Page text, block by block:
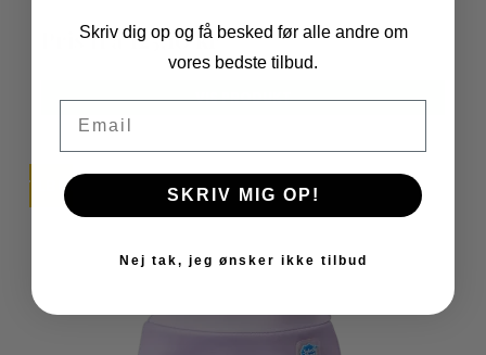
Pris fra125,10 kr
VIS PRODUKT
TILBUDUDSOLGT
Skriv dig op og få besked før alle andre om
vores bedste tilbud.
SKRIV MIG OP!
Nej tak, jeg ønsker ikke tilbud